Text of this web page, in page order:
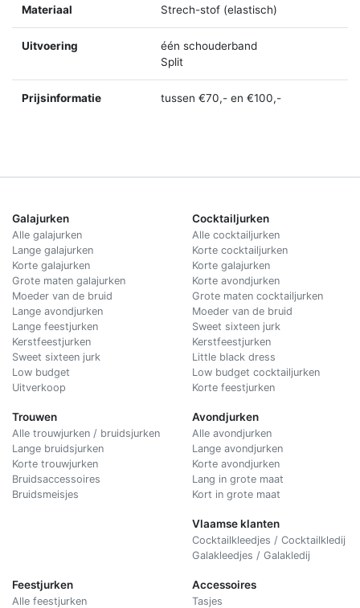
Materiaal Strech-stof (elastisch)
Uitvoering
één schouderband
Split
Prijsinformatie tussen €70,- en €100,-
Galajurken
Alle galajurken
Lange galajurken
Korte galajurken
Grote maten galajurken
Moeder van de bruid
Lange avondjurken
Lange feestjurken
Kerstfeestjurken
Sweet sixteen jurk
Low budget
Uitverkoop
Trouwen
Alle trouwjurken / bruidsjurken
Lange bruidsjurken
Korte trouwjurken
Bruidsaccessoires
Bruidsmeisjes
Cocktailjurken
Alle cocktailjurken
Korte cocktailjurken
Korte galajurken
Korte avondjurken
Grote maten cocktailjurken
Moeder van de bruid
Sweet sixteen jurk
Kerstfeestjurken
Little black dress
Low budget cocktailjurken
Korte feestjurken
Avondjurken
Alle avondjurken
Lange avondjurken
Korte avondjurken
Lang in grote maat
Kort in grote maat
Vlaamse klanten
Cocktailkleedjes / Cocktailkledij
Galakleedjes / Galakledij
Feestjurken
Alle feestjurken
Accessoires
Tasjes